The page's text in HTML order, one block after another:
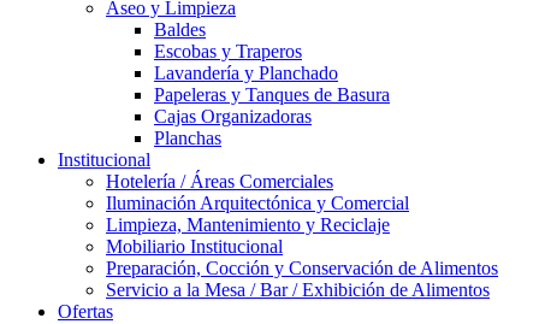
Aseo y Limpieza
Baldes
Escobas y Traperos
Lavandería y Planchado
Papeleras y Tanques de Basura
Cajas Organizadoras
Planchas
Institucional
Hotelería / Áreas Comerciales
Iluminación Arquitectónica y Comercial
Limpieza, Mantenimiento y Reciclaje
Mobiliario Institucional
Preparación, Cocción y Conservación de Alimentos
Servicio a la Mesa / Bar / Exhibición de Alimentos
Ofertas